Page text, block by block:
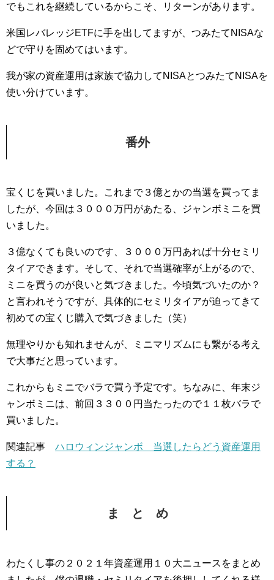
でもこれを継続しているからこそ、リターンがあります。
米国レバレッジETFに手を出してますが、つみたてNISAな
どで守りを固めてはいます。
我が家の資産運用は家族で協力してNISAとつみたてNISAを
使い分けています。
番外
宝くじを買いました。これまで３億とかの当選を買ってま
したが、今回は３０００万円があたる、ジャンボミニを買
いました。
３億なくても良いのです、３０００万円あれば十分セミリ
タイアできます。そして、それで当選確率が上がるので、
ミニを買うのが良いと気づきました。今頃気づいたのか？
と言われそうですが、具体的にセミリタイアが迫ってきて
初めての宝くじ購入で気づきました（笑）
無理やりかも知れませんが、ミニマリズムにも繋がる考え
で大事だと思っています。
これからもミニでバラで買う予定です。ちなみに、年末ジ
ャンボミニは、前回３３００円当たったので１１枚バラで
買いました。
関連記事 ハロウィンジャンボ 当選したらどう資産運用
する？
ま と め
わたくし事の２０２１年資産運用１０大ニュースをまとめ